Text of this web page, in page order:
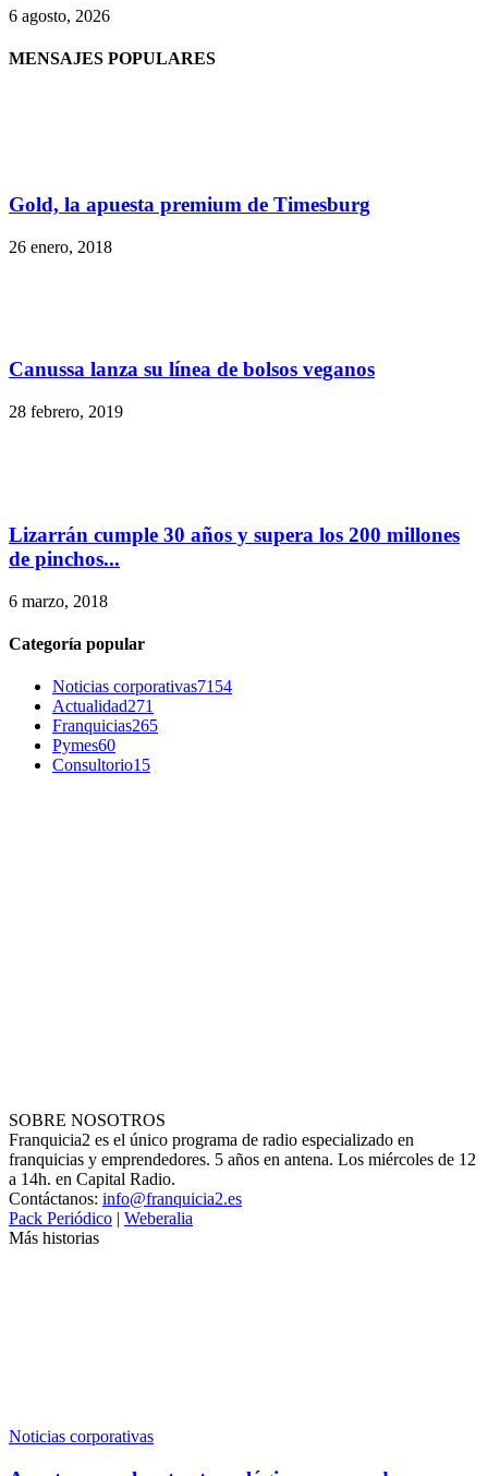
6 agosto, 2026
MENSAJES POPULARES
Gold, la apuesta premium de Timesburg
26 enero, 2018
Canussa lanza su línea de bolsos veganos
28 febrero, 2019
Lizarrán cumple 30 años y supera los 200 millones
de pinchos...
6 marzo, 2018
Categoría popular
Noticias corporativas7154
Actualidad271
Franquicias265
Pymes60
Consultorio15
SOBRE NOSOTROS
Franquicia2 es el único programa de radio especializado en
franquicias y emprendedores. 5 años en antena. Los miércoles de 12
a 14h. en Capital Radio.
Contáctanos: info@franquicia2.es
Pack Periódico | Weberalia
Más historias
Noticias corporativas